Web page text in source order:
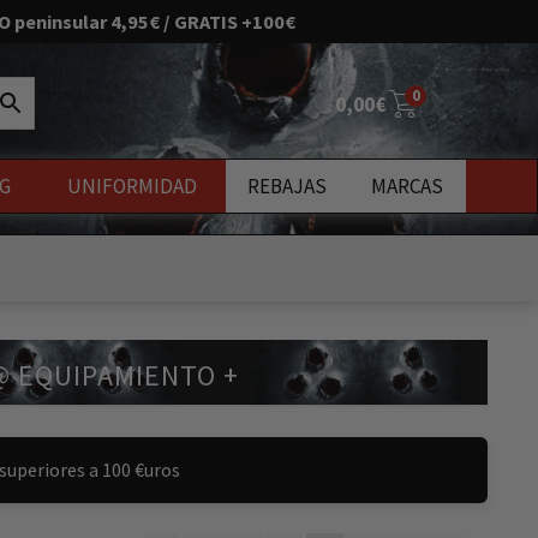
peninsular 4,95€ / GRATIS +100€
0,00€ 0
MARCAS
REBAJAS
UNIFORMIDAD
EQUIPAMIENTO +
a 100 €uros